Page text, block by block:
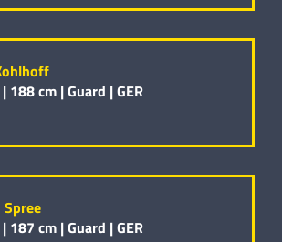
188 cm |Guard |GER
187 cm |Guard |GER